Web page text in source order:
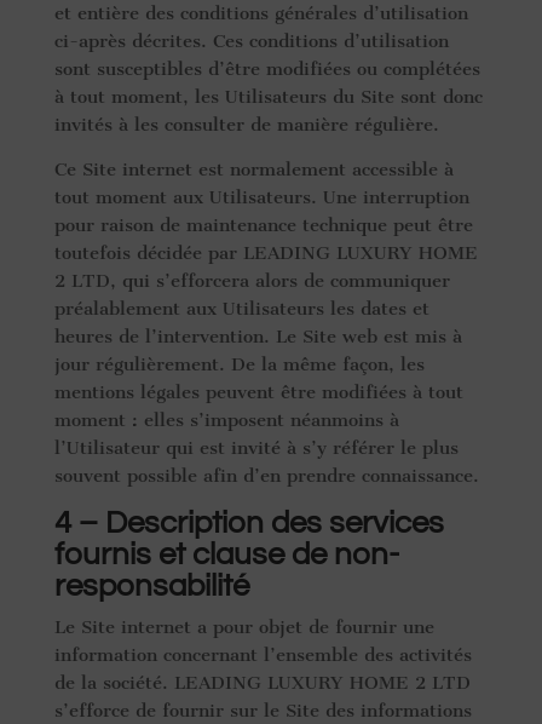
et entière des conditions générales d’utilisation
ci-après décrites. Ces conditions d’utilisation
sont susceptibles d’être modifiées ou complétées
à tout moment, les Utilisateurs du Site sont donc
invités à les consulter de manière régulière.
Ce Site internet est normalement accessible à
tout moment aux Utilisateurs. Une interruption
pour raison de maintenance technique peut être
toutefois décidée par LEADING LUXURY HOME
2 LTD, qui s’efforcera alors de communiquer
préalablement aux Utilisateurs les dates et
heures de l’intervention. Le Site web est mis à
jour régulièrement. De la même façon, les
mentions légales peuvent être modifiées à tout
moment : elles s’imposent néanmoins à
l’Utilisateur qui est invité à s’y référer le plus
souvent possible afin d’en prendre connaissance.
4 – Description des services
fournis et clause de non-
responsabilité
Le Site internet a pour objet de fournir une
information concernant l’ensemble des activités
de la société. LEADING LUXURY HOME 2 LTD
s’efforce de fournir sur le Site des informations